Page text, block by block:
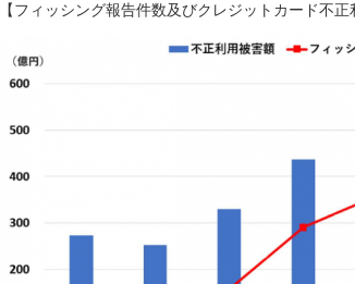
【フィッシング報告件数及びクレジットカード不正